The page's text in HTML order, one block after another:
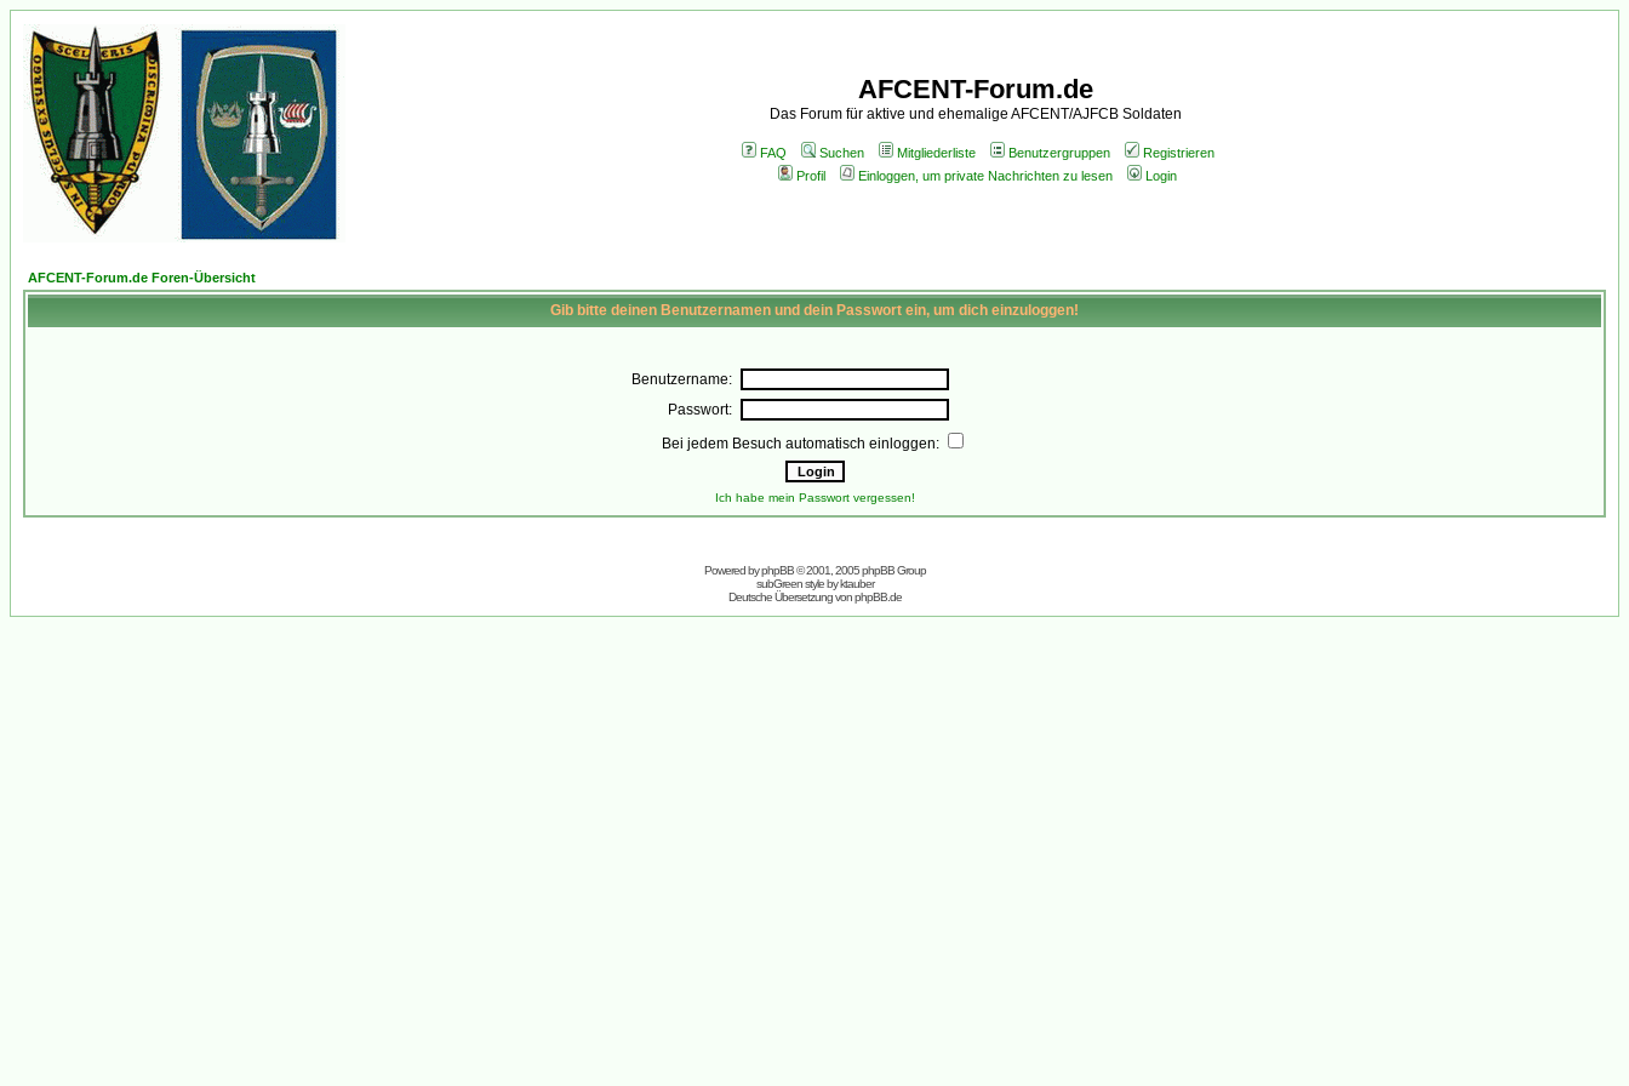
AFCENT-Forum.de
Das Forum für aktive und ehemalige AFCENT/AJFCB Soldaten
FAQ Suchen Mitgliederliste Benutzergruppen
Registrieren
Profil
Einloggen, um private Nachrichten zu lesen Login
AFCENT-Forum.de Foren-Übersicht
Gib bitte deinen Benutzernamen und dein Passwort ein, um dich einzuloggen!
Benutzername:
Passwort:
Bei jedem Besuch automatisch einloggen:
Ich habe mein Passwort vergessen!
Powered byphpBB© 2001, 2005 phpBB Group
subGreen style byktauber
Deutsche Übersetzung vonphpBB.de